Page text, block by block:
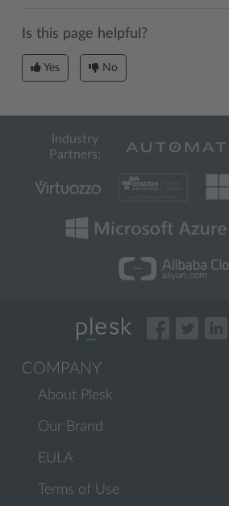
Is this page helpful?
Yes No
Industry
Partners:
COMPANY
About Plesk
Our Brand
EULA
Terms of Use